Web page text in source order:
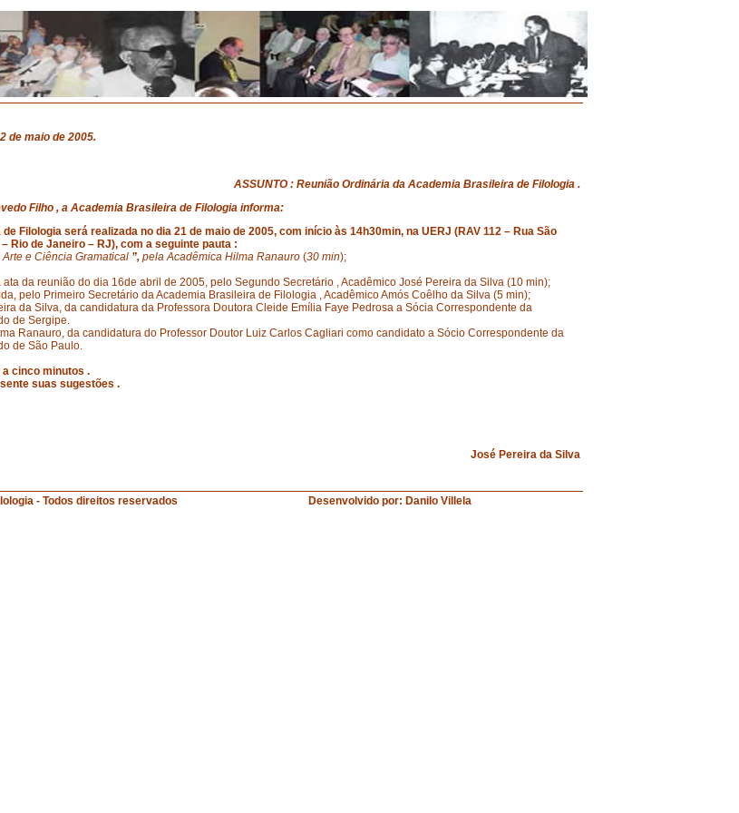
de maio de 2005.
ASSUNTO : Reunião Ordinária da Academia Brasileira de Filologia .
Filho , a Academia Brasileira de Filologia informa:
de Filologia será realizada no dia 21 de maio de 2005, com início às 14h30min, na UERJ (RAV 112 – Rua São
– Rio de Janeiro – RJ), com a seguinte pauta :
Arte e Ciência Gramatical ”, pela Acadêmica Hilma Ranauro (30 min);
da reunião do dia 16de abril de 2005, pelo Segundo Secretário , Acadêmico José Pereira da Silva (10 min);
pelo Primeiro Secretário da Academia Brasileira de Filologia , Acadêmico Amós Coêlho da Silva (5 min);
da Silva, da candidatura da Professora Doutora Cleide Emília Faye Pedrosa a Sócia Correspondente da
de Sergipe.
Ranauro, da candidatura do Professor Doutor Luiz Carlos Cagliari como candidato a Sócio Correspondente da
de São Paulo.
a cinco minutos .
suas sugestões .
José Pereira da Silva
de Filologia - Todos direitos reservados Desenvolvido por: Danilo Villela